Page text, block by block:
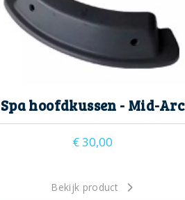
Spa hoofdkussen - Mid-Arc
€30,00
Bekijk product